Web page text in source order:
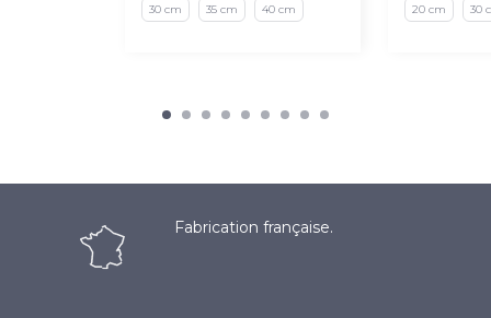
30 cm 35 cm 40 cm 20 cm 30
Fabrication française.